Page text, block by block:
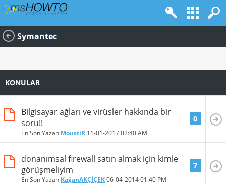
Symantec
KONULAR
Bilgisayar ağları ve virüsler hakkında bir
soru!!
En Son Yazan MoustiR 11-01-201702:40 AM
0
donanımsal firewall satın almak için kimle
görüşmeliyim
En Son Yazan KağanAKÇİÇEK06-04-201401:40 PM
7